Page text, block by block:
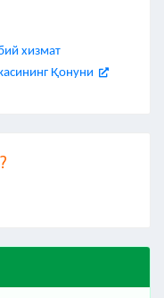
хизмат
Қонуни